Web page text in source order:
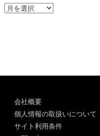
ア
会社概要
個人情報の取扱いについて
サイト利用条件